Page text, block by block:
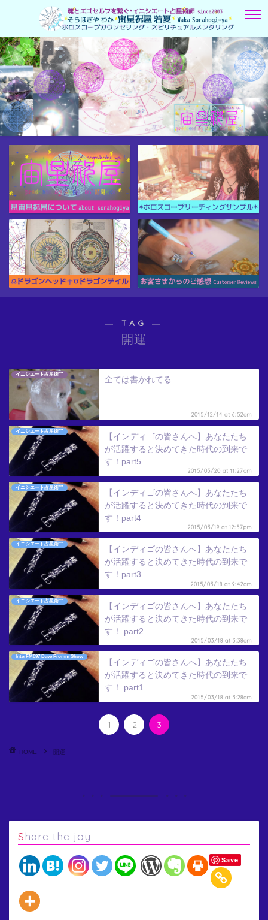
― TAG ―
開運
イニシエート占星術™
全ては書かれてる
2015/12/14 at 6:52am
イニシエート占星術™
【インディゴの皆さんへ】あなたたち
が活躍すると決めてきた時代の到来で
す！part5
2015/03/20 at 11:27am
イニシエート占星術™
【インディゴの皆さんへ】あなたたち
が活躍すると決めてきた時代の到来で
す！part4
2015/03/19 at 12:57pm
イニシエート占星術™
【インディゴの皆さんへ】あなたたち
が活躍すると決めてきた時代の到来で
す！part3
2015/03/18 at 9:42am
イニシエート占星術™
【インディゴの皆さんへ】あなたたち
が活躍すると決めてきた時代の到来で
す！ part2
2015/03/18 at 3:38am
InterFM897 Dave Fromm Show
【インディゴの皆さんへ】あなたたち
が活躍すると決めてきた時代の到来で
す！ part1
2015/03/18 at 3:28am
1 2 3
HOME 開運
Share the joy
Save